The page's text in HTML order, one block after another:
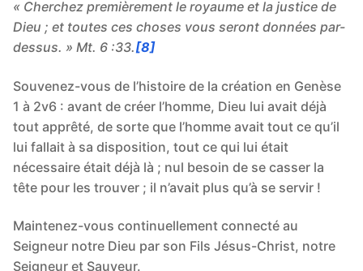
« Cherchez premièrement le royaume et la justice de
Dieu ; et toutes ces choses vous seront données par-
dessus. » Mt. 6 :33.[8]
Souvenez-vous de l’histoire de la création en Genèse
1 à 2v6 : avant de créer l’homme, Dieu lui avait déjà
tout apprêté, de sorte que l’homme avait tout ce qu’il
lui fallait à sa disposition, tout ce qui lui était
nécessaire était déjà là ; nul besoin de se casser la
tête pour les trouver ; il n’avait plus qu’à se servir !
Maintenez-vous continuellement connecté au
Seigneur notre Dieu par son Fils Jésus-Christ, notre
Seigneur et Sauveur.